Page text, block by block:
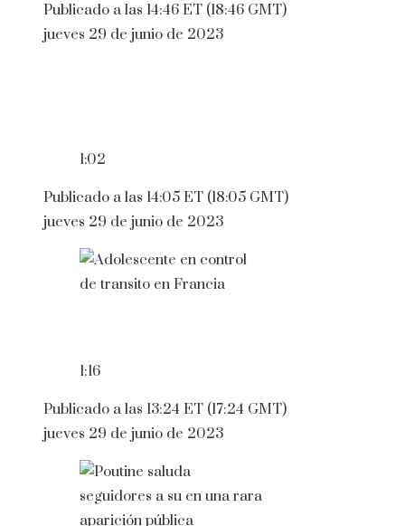
Publicado a las 14:46 ET (18:46 GMT)
jueves 29 de junio de 2023
1:02
Publicado a las 14:05 ET (18:05 GMT)
jueves 29 de junio de 2023
1:16
Publicado a las 13:24 ET (17:24 GMT)
jueves 29 de junio de 2023